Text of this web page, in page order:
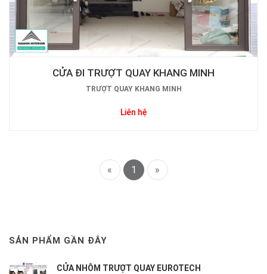
CỬA ĐI TRƯỢT QUAY KHANG MINH
TRƯỢT QUAY KHANG MINH
Liên hệ
« 1 »
SẢN PHẨM GẦN ĐÂY
CỬA NHÔM TRƯỢT QUAY EUROTECH